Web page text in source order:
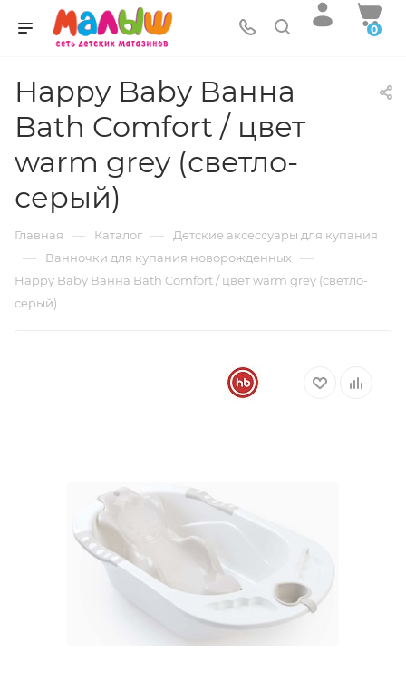
0
Happy Baby Ванна
Bath Comfort / цвет
warm grey (светло-
серый)
Главная — Каталог — Детские аксессуары для купания
— Ванночки для купания новорожденных —
Happy Baby Ванна Bath Comfort / цвет warm grey (светло-
серый)